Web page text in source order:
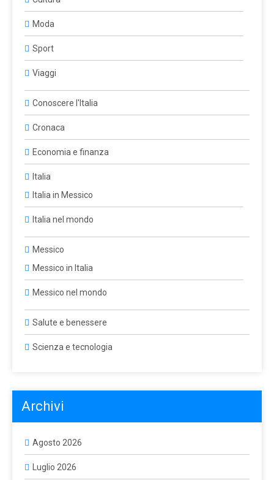
Moda
Sport
Viaggi
Conoscere l'Italia
Cronaca
Economia e finanza
Italia
Italia in Messico
Italia nel mondo
Messico
Messico in Italia
Messico nel mondo
Salute e benessere
Scienza e tecnologia
Archivi
Agosto 2026
Luglio 2026